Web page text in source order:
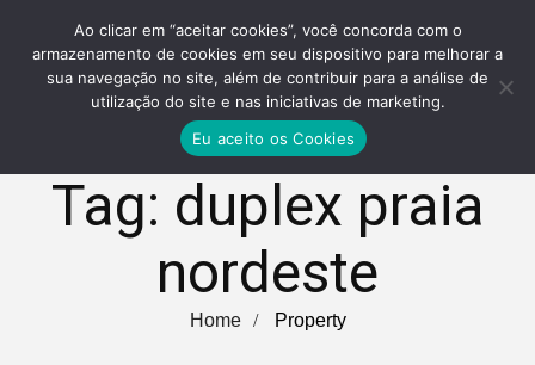
Tag: duplex praia
nordeste
Home Property
Ao clicar em “aceitar cookies”, você concorda com o
armazenamento de cookies em seu dispositivo para melhorar a
sua navegação no site, além de contribuir para a análise de
utilização do site e nas iniciativas de marketing.
Eu aceito os Cookies